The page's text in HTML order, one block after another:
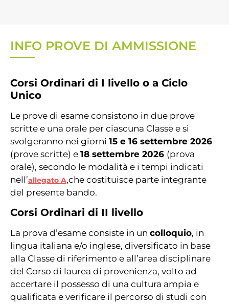
INFO PROVE DI AMMISSIONE
Corsi Ordinari di I livello o a Ciclo
Unico
Le prove di esame consistono in due prove
scritte e una orale per ciascuna Classe e si
svolgeranno nei giorni 15 e 16 settembre 2026
(prove scritte) e 18 settembre 2026 (prova
orale), secondo le modalità e i tempi indicati
nell’allegato A,che costituisce parte integrante
del presente bando.
Corsi Ordinari di II livello
La prova d’esame consiste in un colloquio, in
lingua italiana e/o inglese, diversificato in base
alla Classe di riferimento e all’area disciplinare
del Corso di laurea di provenienza, volto ad
accertare il possesso di una cultura ampia e
qualificata e verificare il percorso di studi con